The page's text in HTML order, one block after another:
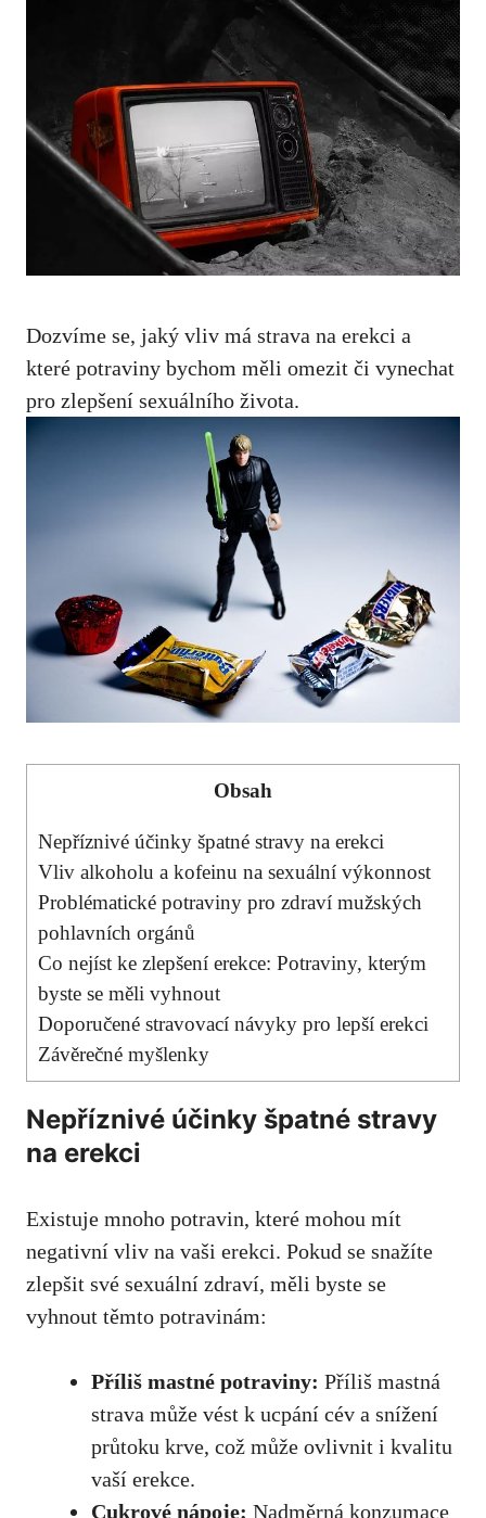
Dozvíme se, jaký vliv má strava na erekci a
které potraviny bychom měli omezit či vynechat
pro zlepšení sexuálního života.
Obsah
Nepříznivé účinky špatné stravy na erekci
Vliv alkoholu a kofeinu na sexuální výkonnost
Problématické potraviny pro zdraví mužských
pohlavních orgánů
Co nejíst ke zlepšení erekce: Potraviny, kterým
byste se měli vyhnout
Doporučené stravovací návyky pro lepší erekci
Závěrečné myšlenky
Nepříznivé účinky špatné stravy
na erekci
Existuje mnoho potravin, které mohou mít
negativní vliv na vaši erekci. Pokud se snažíte
zlepšit své sexuální zdraví, měli byste se
vyhnout těmto potravinám:
Příliš mastné potraviny: Příliš mastná
strava může vést k ucpání cév a snížení
průtoku krve, což může ovlivnit i kvalitu
vaší erekce.
Cukrové nápoje: Nadměrná konzumace